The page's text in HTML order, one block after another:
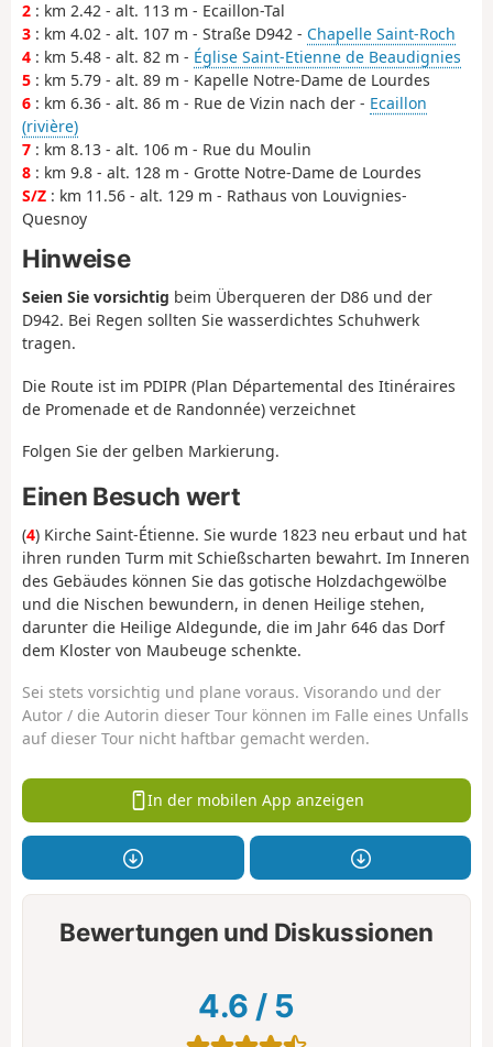
2 : km 2.42 - alt. 113 m - Ecaillon-Tal
3 : km 4.02 - alt. 107 m - Straße D942 - Chapelle Saint-Roch
4 : km 5.48 - alt. 82 m - Église Saint-Etienne de Beaudignies
5 : km 5.79 - alt. 89 m - Kapelle Notre-Dame de Lourdes
6 : km 6.36 - alt. 86 m - Rue de Vizin nach der - Ecaillon
(rivière)
7 : km 8.13 - alt. 106 m - Rue du Moulin
8 : km 9.8 - alt. 128 m - Grotte Notre-Dame de Lourdes
S/Z : km 11.56 - alt. 129 m - Rathaus von Louvignies-
Quesnoy
Hinweise
Seien Sie vorsichtig beim Überqueren der D86 und der
D942. Bei Regen sollten Sie wasserdichtes Schuhwerk
tragen.
Die Route ist im PDIPR (Plan Départemental des Itinéraires
de Promenade et de Randonnée) verzeichnet
Folgen Sie der gelben Markierung.
Einen Besuch wert
(4) Kirche Saint-Étienne. Sie wurde 1823 neu erbaut und hat
ihren runden Turm mit Schießscharten bewahrt. Im Inneren
des Gebäudes können Sie das gotische Holzdachgewölbe
und die Nischen bewundern, in denen Heilige stehen,
darunter die Heilige Aldegunde, die im Jahr 646 das Dorf
dem Kloster von Maubeuge schenkte.
Sei stets vorsichtig und plane voraus. Visorando und der
Autor / die Autorin dieser Tour können im Falle eines Unfalls
auf dieser Tour nicht haftbar gemacht werden.
In der mobilen App anzeigen
Bewertungen und Diskussionen
4.6 / 5